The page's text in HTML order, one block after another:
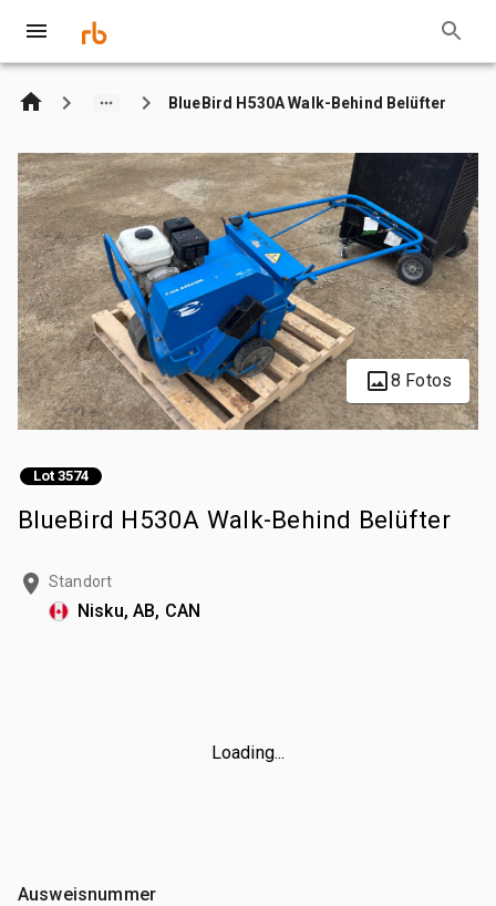
BlueBird H530A Walk-Behind Belüfter
8 Fotos
Lot 3574
BlueBird H530A Walk-Behind Belüfter
Standort
Nisku, AB, CAN
Loading...
Ausweisnummer